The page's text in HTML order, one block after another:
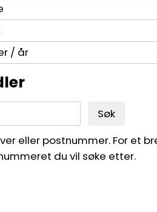
/ år
Søk
eller postnummer. For et
du vil søke etter.